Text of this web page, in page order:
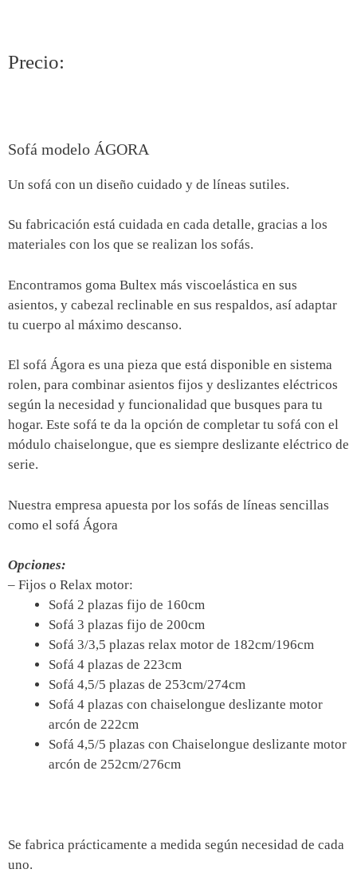
Precio:
Sofá modelo ÁGORA
Un sofá con un diseño cuidado y de líneas sutiles.
Su fabricación está cuidada en cada detalle, gracias a los
materiales con los que se realizan los sofás.
Encontramos goma Bultex más viscoelástica en sus
asientos, y cabezal reclinable en sus respaldos, así adaptar
tu cuerpo al máximo descanso.
El sofá Ágora es una pieza que está disponible en sistema
rolen, para combinar asientos fijos y deslizantes eléctricos
según la necesidad y funcionalidad que busques para tu
hogar. Este sofá te da la opción de completar tu sofá con el
módulo chaiselongue, que es siempre deslizante eléctrico de
serie.
Nuestra empresa apuesta por los sofás de líneas sencillas
como el sofá Ágora
Opciones:
– Fijos o Relax motor:
Sofá 2 plazas fijo de 160cm
Sofá 3 plazas fijo de 200cm
Sofá 3/3,5 plazas relax motor de 182cm/196cm
Sofá 4 plazas de 223cm
Sofá 4,5/5 plazas de 253cm/274cm
Sofá 4 plazas con chaiselongue deslizante motor
arcón de 222cm
Sofá 4,5/5 plazas con Chaiselongue deslizante motor
arcón de 252cm/276cm
Se fabrica prácticamente a medida según necesidad de cada
uno.